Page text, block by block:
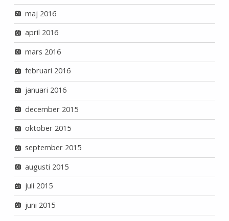
maj 2016
april 2016
mars 2016
februari 2016
januari 2016
december 2015
oktober 2015
september 2015
augusti 2015
juli 2015
juni 2015